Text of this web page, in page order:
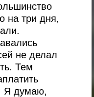
на три дня,
не делал
Тем
Я думаю,